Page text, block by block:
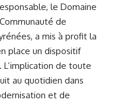
le Domaine
de
a mis à profit la
place un dispositif
de toute
au quotidien dans
et de